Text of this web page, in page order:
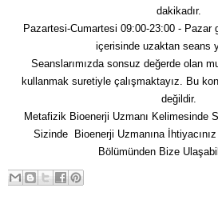
dakikadır.
Pazartesi-Cumartesi 09:00-23:00 - Pazar
içerisinde uzaktan seans
Seanslarımızda sonsuz değerde olan
kullanmak suretiyle çalışmaktayız. Bu
değildir.
Metafizik Bioenerji Uzmanı Kelimesinde
Sizinde Bioenerji Uzmanına
Bölümünden Bize